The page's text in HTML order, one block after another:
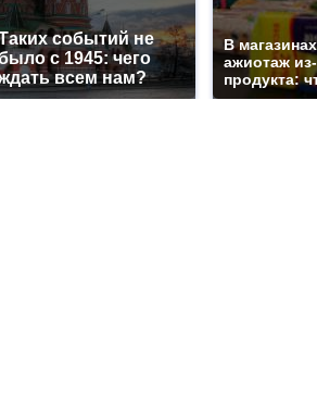
событий не
с 1945: чего
всем нам?
В
ажиотаж
продукта: